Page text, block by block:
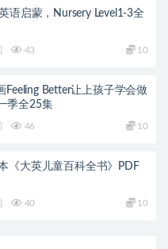
语启蒙，Nursery Level1-3全
43 10
Feeling Better让上孩子学会做
季全25集
46 10
《大英儿童百科全书》PDF
40 10